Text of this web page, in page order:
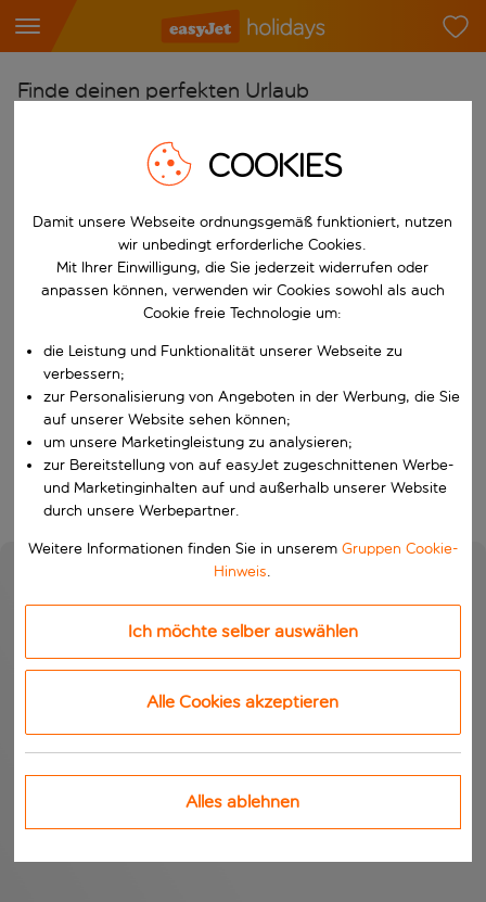
Finde deinen perfekten Urlaub
Flughafen wählen
Beginne mit der Eingabe für die automatische
Reiseziel wählen
Nach
Wähle ein Ab- und Rückflugdatum aus.
Reisezeitraum wählen
Wann
Suchen
COOKIES
Damit unsere Webseite ordnungsgemäß funktioniert, nutzen
wir unbedingt erforderliche Cookies.
Mit Ihrer Einwilligung, die Sie jederzeit widerrufen oder
anpassen können, verwenden wir Cookies sowohl als auch
Cookie freie Technologie um:
die Leistung und Funktionalität unserer Webseite zu
verbessern;
zur Personalisierung von Angeboten in der Werbung, die Sie
auf unserer Website sehen können;
um unsere Marketingleistung zu analysieren;
zur Bereitstellung von auf easyJet zugeschnittenen Werbe-
und Marketinginhalten auf und außerhalb unserer Website
durch unsere Werbepartner.
Weitere Informationen finden Sie in unserem Gruppen Cookie-
Hinweis.
Ich möchte selber auswählen
Alle Cookies akzeptieren
Alles ablehnen